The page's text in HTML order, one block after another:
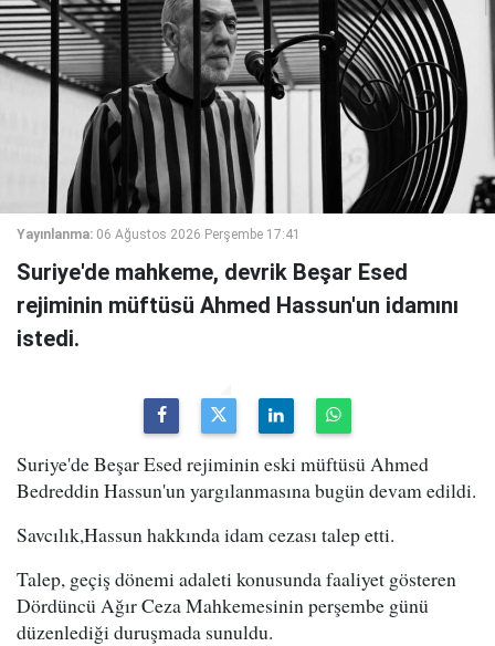
Yayınlanma: 06 Ağustos 2026 Perşembe 17:41
Suriye'de mahkeme, devrik Beşar Esed
rejiminin müftüsü Ahmed Hassun'un idamını
istedi.
Suriye'de Beşar Esed rejiminin eski müftüsü Ahmed
Bedreddin Hassun'un yargılanmasına bugün devam edildi.
Savcılık,Hassun hakkında idam cezası talep etti.
Talep, geçiş dönemi adaleti konusunda faaliyet gösteren
Dördüncü Ağır Ceza Mahkemesinin perşembe günü
düzenlediği duruşmada sunuldu.